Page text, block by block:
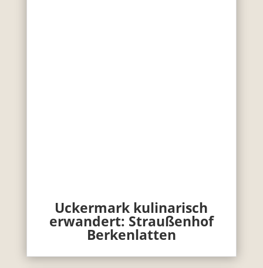
Uckermark kulinarisch
erwandert: Straußenhof
Berkenlatten